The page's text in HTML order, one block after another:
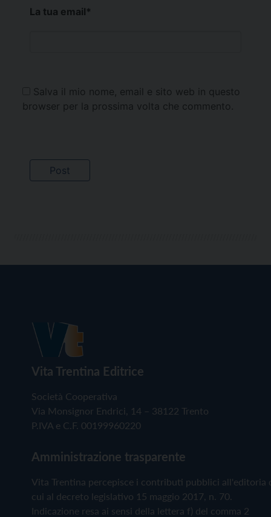
La tua email*
Salva il mio nome, email e sito web in questo
browser per la prossima volta che commento.
Vita Trentina Editrice
Società Cooperativa
Via Monsignor Endrici, 14 – 38122 Trento
P.IVA e C.F. 00199960220
Amministrazione trasparente
Vita Trentina percepisce i contributi pubblici all'editoria
cui al decreto legislativo 15 maggio 2017, n. 70.
Indicazione resa ai sensi della lettera f) del comma 2